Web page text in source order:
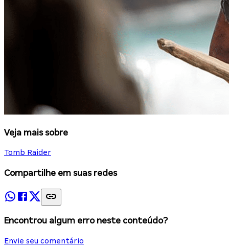
Veja mais sobre
Tomb Raider
Compartilhe em suas redes
Encontrou algum erro neste conteúdo?
Envie seu comentário